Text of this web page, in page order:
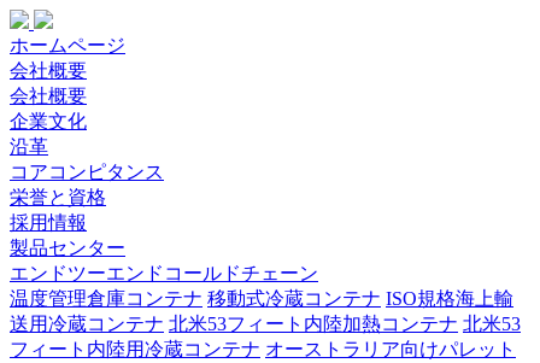
ホームページ
会社概要
会社概要
企業文化
沿革
コアコンピタンス
栄誉と資格
採用情報
製品センター
エンドツーエンドコールドチェーン
温度管理倉庫コンテナ 移動式冷蔵コンテナ ISO規格海上輸
送用冷蔵コンテナ 北米53フィート内陸加熱コンテナ 北米53
フィート内陸用冷蔵コンテナ オーストラリア向けパレット